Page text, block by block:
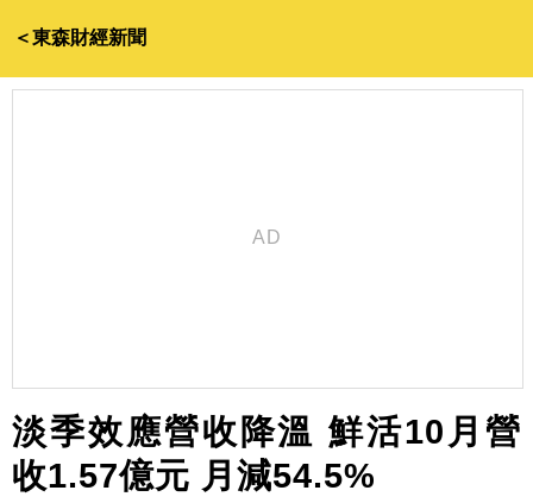
＜東森財經新聞
淡季效應營收降溫 鮮活10月營
收1.57億元 月減54.5%